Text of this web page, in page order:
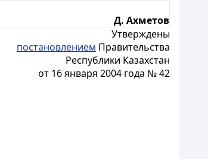
Д. Ахметов
Утверждены
постановлением Правительства
Республики Казахстан
от 16 января 2004 года № 42